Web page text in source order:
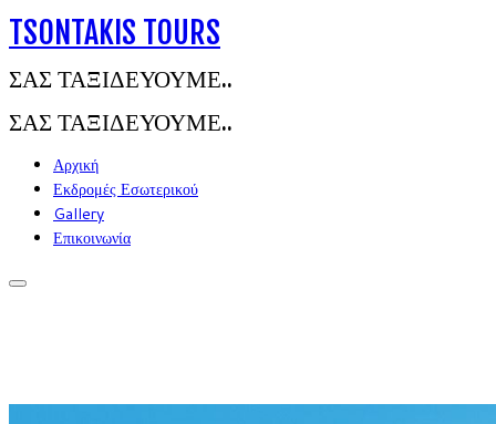
TSONTAKIS TOURS
ΣΑΣ ΤΑΞΙΔΕΥΟΥΜΕ..
ΣΑΣ ΤΑΞΙΔΕΥΟΥΜΕ..
Αρχική
Εκδρομές Εσωτερικού
Gallery
Επικοινωνία